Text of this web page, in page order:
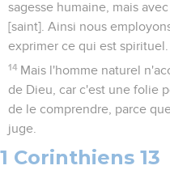
sagesse humaine, mais
[saint]. Ainsi nous
exprimer ce qui est spirituel.
14 Mais l'homme naturel
de Dieu, car c'est une folie
de le comprendre, parce
juge.
1 Corinthiens 13